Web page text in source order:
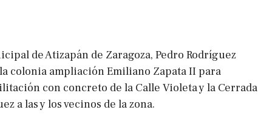
de Atizapán de Zaragoza, Pedro Rodríguez
colonia ampliación Emiliano Zapata II para
con concreto de la Calle Violeta y la Cerrada
a las y los vecinos de la zona.